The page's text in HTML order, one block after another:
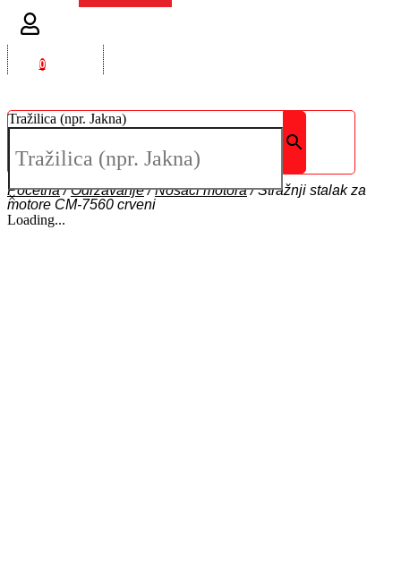
0
Tražilica (npr. Jakna)
×
Početna/Održavanje/Nosači motora/Stražnji stalak za
motore CM-7560 crveni
Loading...